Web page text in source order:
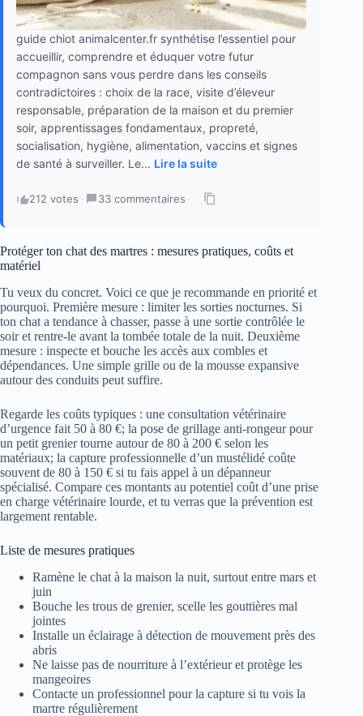
guide chiot animalcenter.fr synthétise l’essentiel pour
accueillir, comprendre et éduquer votre futur
compagnon sans vous perdre dans les conseils
contradictoires : choix de la race, visite d’éleveur
responsable, préparation de la maison et du premier
soir, apprentissages fondamentaux, propreté,
socialisation, hygiène, alimentation, vaccins et signes
de santé à surveiller. Le... Lire la suite
212 votes · 33 commentaires ·
Protéger ton chat des martres : mesures pratiques, coûts et
matériel
Tu veux du concret. Voici ce que je recommande en priorité et
pourquoi. Première mesure : limiter les sorties nocturnes. Si
ton chat a tendance à chasser, passe à une sortie contrôlée le
soir et rentre-le avant la tombée totale de la nuit. Deuxième
mesure : inspecte et bouche les accès aux combles et
dépendances. Une simple grille ou de la mousse expansive
autour des conduits peut suffire.
Regarde les coûts typiques : une consultation vétérinaire
d’urgence fait 50 à 80 €; la pose de grillage anti-rongeur pour
un petit grenier tourne autour de 80 à 200 € selon les
matériaux; la capture professionnelle d’un mustélidé coûte
souvent de 80 à 150 € si tu fais appel à un dépanneur
spécialisé. Compare ces montants au potentiel coût d’une prise
en charge vétérinaire lourde, et tu verras que la prévention est
largement rentable.
Liste de mesures pratiques
Ramène le chat à la maison la nuit, surtout entre mars et
juin
Bouche les trous de grenier, scelle les gouttières mal
jointes
Installe un éclairage à détection de mouvement près des
abris
Ne laisse pas de nourriture à l’extérieur et protège les
mangeoires
Contacte un professionnel pour la capture si tu vois la
martre régulièrement